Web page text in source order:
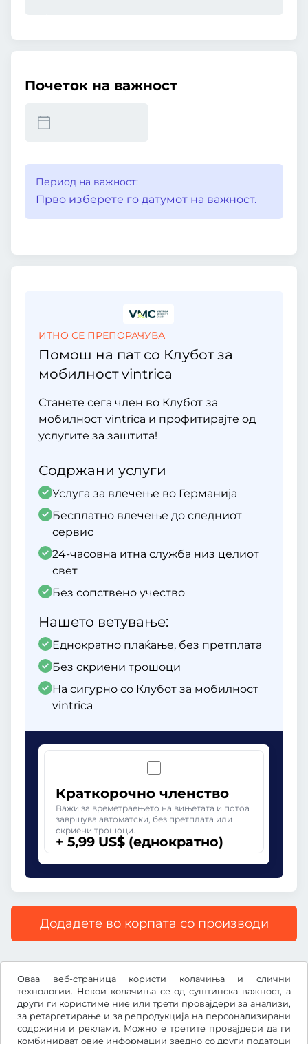
Оваа веб-страница користи колачиња и слични
технологии. Некои колачиња се од суштинска важност, а
други ги користиме ние или трети провајдери за анализи,
за ретаргетирање и за репродукција на персонализирани
содржини и реклами. Можно е третите провајдери да ги
комбинираат овие информации заедно со други податоци
Почеток на важност
Период на важност:
Прво изберете го датумот на важност.
ИТНО СЕ ПРЕПОРАЧУВА
Помош на пат со Клубот за
мобилност vintrica
Станете сега член во Клубот за
мобилност vintrica и профитирајте од
услугите за заштита!
Содржани услуги
Услуга за влечење во Германија
Бесплатно влечење до следниот
сервис
24-часовна итна служба низ целиот
свет
Без сопствено учество
Нашето ветување:
Еднократно плаќање, без претплата
Без скриени трошоци
На сигурно со Клубот за мобилност
vintrica
Краткорочно членство
Важи за времетраењето на вињетата и потоа
завршува автоматски, без претплата или
скриени трошоци.
+ 5,99 US$ (еднократно)
Додадете во корпата со производи
Сите цени со вклучен законски ДДВ.
US$USD